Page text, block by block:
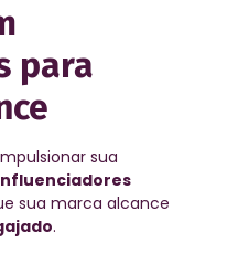
para
sua
sua marca alcance
.